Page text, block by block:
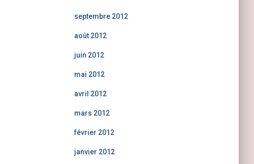
septembre 2012
août 2012
juin 2012
mai 2012
avril 2012
mars 2012
février 2012
janvier 2012